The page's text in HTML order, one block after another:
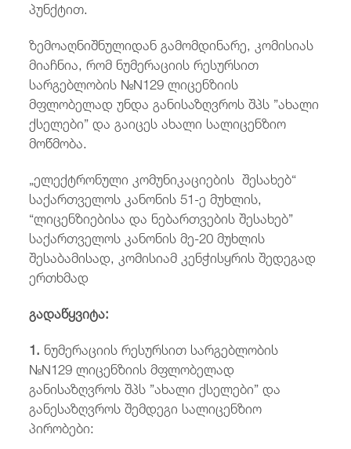
პუნქტით.
ზემოაღნიშნულიდან გამომდინარე, კომისიას
მიაჩნია, რომ ნუმერაციის რესურსით
სარგებლობის №N129 ლიცენზიის
მფლობელად უნდა განისაზღვროს შპს ”ახალი
ქსელები” და გაიცეს ახალი სალიცენზიო
მოწმობა.
„ელექტრონული კომუნიკაციების შესახებ“
საქართველოს კანონის 51-ე მუხლის,
“ლიცენზიებისა და ნებართვების შესახებ”
საქართველოს კანონის მე-20 მუხლის
შესაბამისად, კომისიამ კენჭისყრის შედეგად
ერთხმად
გადაწყვიტა:
1. ნუმერაციის რესურსით სარგებლობის
№N129 ლიცენზიის მფლობელად
განისაზღვროს შპს ”ახალი ქსელები” და
განესაზღვროს შემდეგი სალიცენზიო
პირობები: